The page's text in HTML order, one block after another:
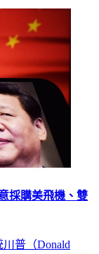
購美飛機、雙